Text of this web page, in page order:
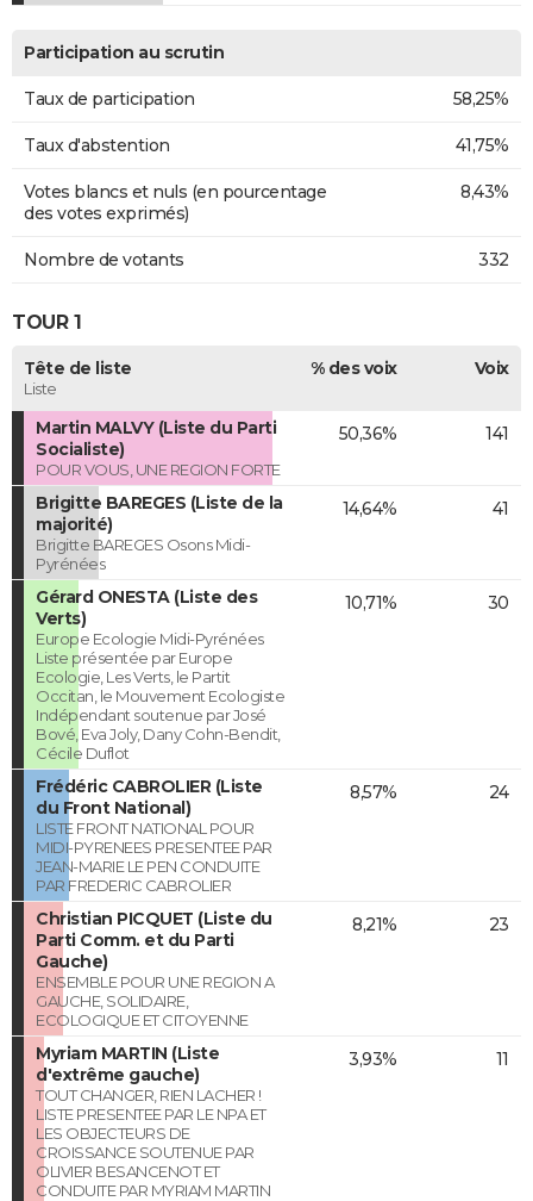
Participation au scrutin
Taux de participation 58,25%
Taux d'abstention 41,75%
Votes blancs et nuls (en pourcentage
des votes exprimés)
8,43%
Nombre de votants 332
TOUR 1
Tête de liste
Liste
% des voix Voix
Martin MALVY (Liste du Parti
Socialiste)
POUR VOUS, UNE REGION FORTE
50,36% 141
Brigitte BAREGES (Liste de la
majorité)
Brigitte BAREGES Osons Midi-
Pyrénées
14,64% 41
Gérard ONESTA (Liste des
Verts)
Europe Ecologie Midi-Pyrénées
Liste présentée par Europe
Ecologie, Les Verts, le Partit
Occitan, le Mouvement Ecologiste
Indépendant soutenue par José
Bové, Eva Joly, Dany Cohn-Bendit,
Cécile Duflot
10,71% 30
Frédéric CABROLIER (Liste
du Front National)
LISTE FRONT NATIONAL POUR
MIDI-PYRENEES PRESENTEE PAR
JEAN-MARIE LE PEN CONDUITE
PAR FREDERIC CABROLIER
8,57% 24
Christian PICQUET (Liste du
Parti Comm. et du Parti
Gauche)
ENSEMBLE POUR UNE REGION A
GAUCHE, SOLIDAIRE,
ECOLOGIQUE ET CITOYENNE
8,21% 23
Myriam MARTIN (Liste
d'extrême gauche)
TOUT CHANGER, RIEN LACHER !
LISTE PRESENTEE PAR LE NPA ET
LES OBJECTEURS DE
CROISSANCE SOUTENUE PAR
OLIVIER BESANCENOT ET
CONDUITE PAR MYRIAM MARTIN
3,93% 11